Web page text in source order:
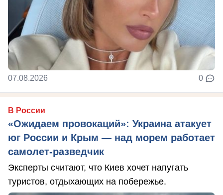
07.08.2026 0
В России
«Ожидаем провокаций»: Украина атакует
юг России и Крым — над морем работает
самолет-разведчик
Эксперты считают, что Киев хочет напугать
туристов, отдыхающих на побережье.